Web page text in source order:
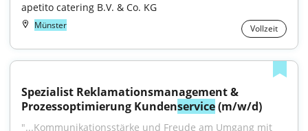
apetito catering B.V. & Co. KG
Münster Vollzeit
Spezialist Reklamationsmanagement &
Prozessoptimierung Kundenservice (m/w/d)
"...Kommunikationsstärke und Freude am Umgang mit